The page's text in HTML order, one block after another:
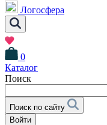
Логосфера
0
Каталог
Поиск
Поиск по сайту
Войти